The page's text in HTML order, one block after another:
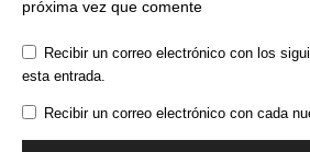
próxima vez que comente
Recibir un correo electrónico con los
esta entrada.
Recibir un correo electrónico con cada